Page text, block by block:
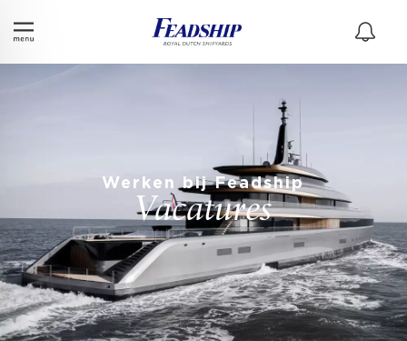
Werken bij Feadship
Vacatures